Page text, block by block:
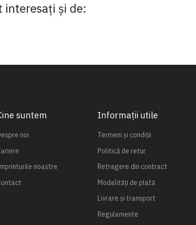
interesaţi şi de:
suntem
noi
noastre
Informații utile
Termeni și condiții
Politică de retur
Retragere din contract
Modalități de plată
Livrare și transport
Regulamente